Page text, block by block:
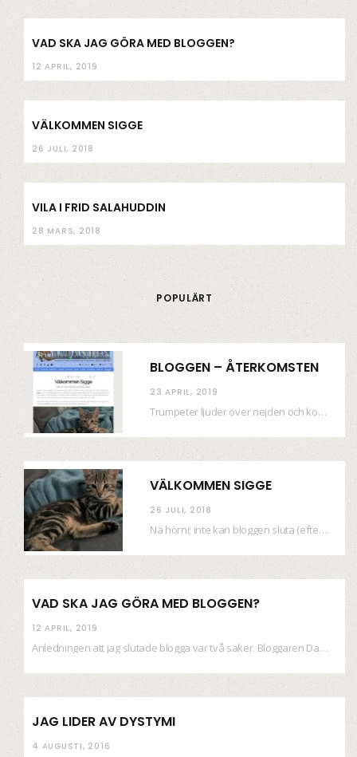
VAD SKA JAG GÖRA MED BLOGGEN?
12 APRIL, 2019
VÄLKOMMEN SIGGE
26 JULI, 2018
VILA I FRID SALAHUDDIN
28 MARS, 2018
POPULÄRT
BLOGGEN – ÅTERKOMSTEN
23 APRIL, 2019
Trumpeter ljuder över nejden och konfetti regnar längsmed husfasaderna – FREDEN ÄR HÄR! Eller ahem.…
VÄLKOMMEN SIGGE
26 JULI, 2018
Nä hörni; inte kan bloggen sluta (eftersom jag så sällan uppdaterar skiten) i sånt supermoll.…
VAD SKA JAG GÖRA MED BLOGGEN?
12 APRIL, 2019
Anledningen att jag slutade blogga var två saker. Bloggaren Daniel skrev ut checkar som personen…
JAG LIDER AV DYSTYMI
4 AUGUSTI, 2016